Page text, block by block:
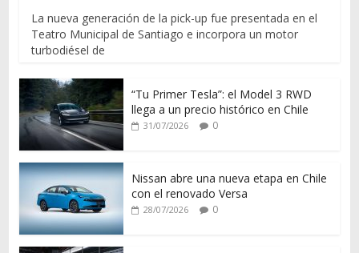
La nueva generación de la pick-up fue presentada en el
Teatro Municipal de Santiago e incorpora un motor
turbodiésel de
“Tu Primer Tesla”: el Model 3 RWD
llega a un precio histórico en Chile
31/07/2026 0
Nissan abre una nueva etapa en Chile
con el renovado Versa
28/07/2026 0